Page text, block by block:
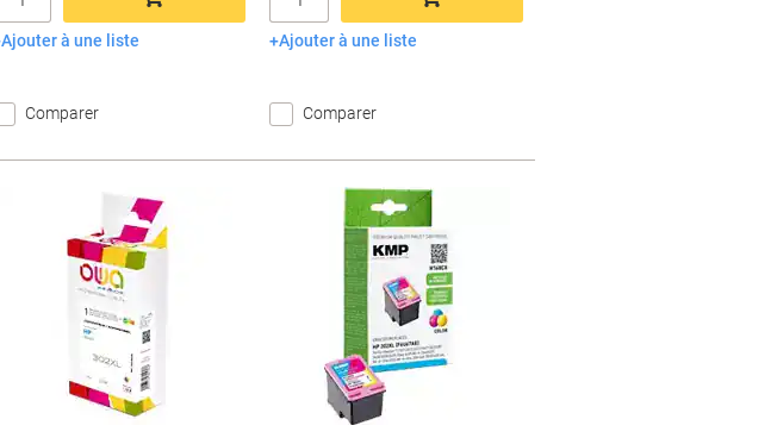
Ajouter au panier
Ajouter à une liste
Comparer
Ajouter au panier
Ajouter à une liste
Comparer